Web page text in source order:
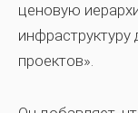
ценовую
проектов».